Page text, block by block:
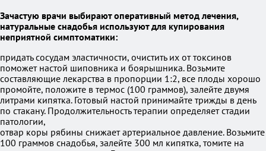
Зачастую врачи выбирают оперативный метод лечения,
натуральные снадобья используют для купирования
неприятной симптоматики:
придать сосудам эластичности, очистить их от токсинов
поможет настой шиповника и боярышника. Возьмите
составляющие лекарства в пропорции 1:2, все плоды хорошо
промойте, положите в термос (100 граммов), залейте двумя
литрами кипятка. Готовый настой принимайте трижды в день
по стакану. Продолжительность терапии определяет стадии
патологии,
отвар коры рябины снижает артериальное давление. Возьмите
100 граммов снадобья, залейте 300 мл кипятка, томите на